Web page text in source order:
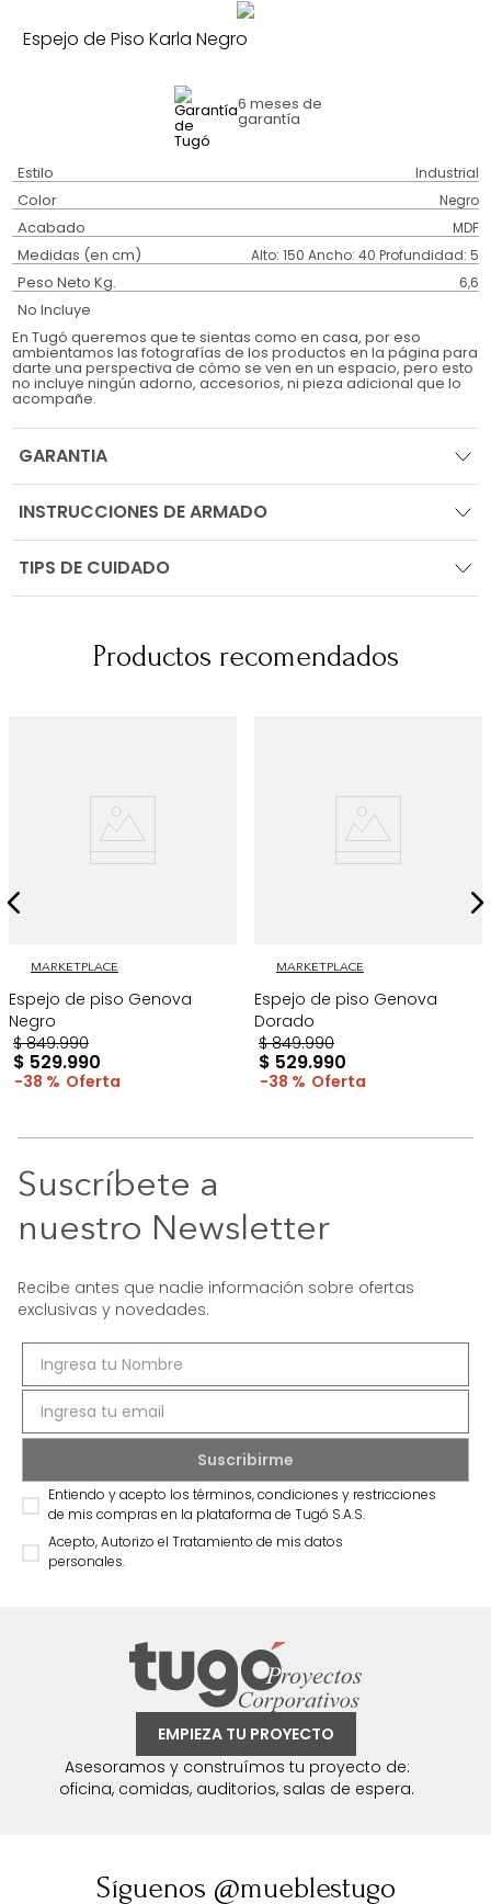
Espejo de Piso Karla Negro
6 meses de
garantía
Estilo Industrial
Color Negro
Acabado MDF
Medidas (en cm) Alto: 150 Ancho: 40 Profundidad: 5
Peso Neto Kg. 6,6
No Incluye
En Tugó queremos que te sientas como en casa, por eso
ambientamos las fotografías de los productos en la página para
darte una perspectiva de cómo se ven en un espacio, pero esto
no incluye ningún adorno, accesorios, ni pieza adicional que lo
acompañe.
GARANTIA
INSTRUCCIONES DE ARMADO
TIPS DE CUIDADO
Productos recomendados
MARKETPLACE
Espejo de piso Genova
Negro
$ 849.990
$ 529.990
38 %
MARKETPLACE
Espejo de piso Genova
Dorado
$ 849.990
$ 529.990
38 %
Suscríbete a
nuestro Newsletter
Recibe antes que nadie información sobre ofertas
exclusivas y novedades.
Entiendo y acepto los términos, condiciones y restricciones
de mis compras en la plataforma de Tugó S.A.S.
Acepto, Autorizo el Tratamiento de mis datos
personales.
EMPIEZA TU PROYECTO
Asesoramos y construímos tu proyecto de:
oficina, comidas, auditorios, salas de espera.
Síguenos @mueblestugo